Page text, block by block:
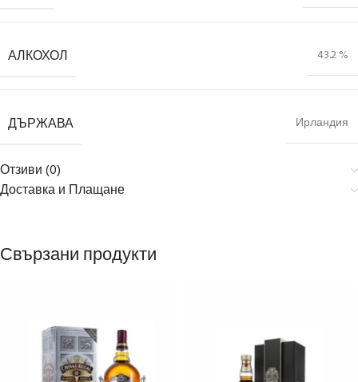
АЛКОХОЛ 43.2 %
ДЪРЖАВА Ирландия
Отзиви (0)
Доставка и Плащане
Свързани продукти